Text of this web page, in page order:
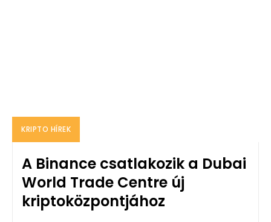
KRIPTO HÍREK
A Binance csatlakozik a Dubai
World Trade Centre új
kriptoközpontjához